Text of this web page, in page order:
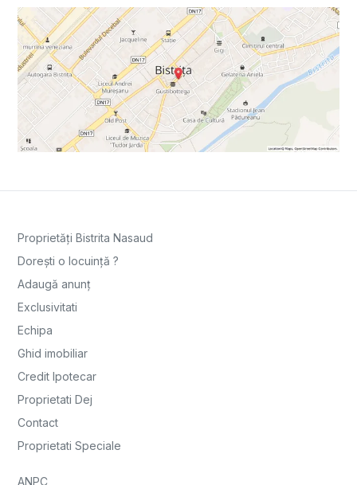
Proprietăți Bistrita Nasaud
Dorești o locuință ?
Adaugă anunț
Exclusivitati
Echipa
Ghid imobiliar
Credit Ipotecar
Proprietati Dej
Contact
Proprietati Speciale
ANPC